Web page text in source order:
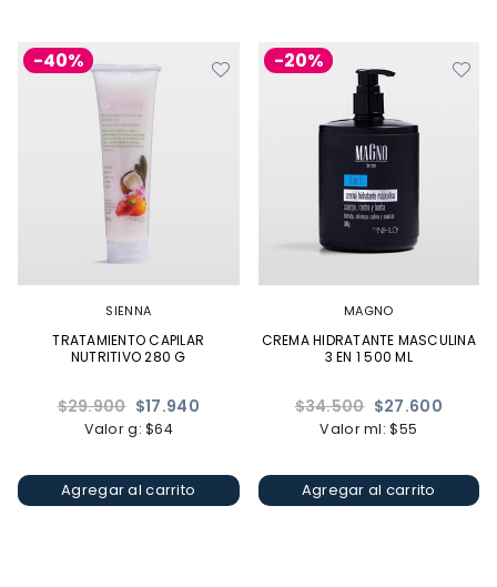
-40%
SIENNA
TRATAMIENTO CAPILAR
NUTRITIVO 280 G
Precio
habitual
$29.900 $17.940
Valor g: $64
Agregar al carrito
-20%
MAGNO
CREMA HIDRATANTE MASCULINA
3 EN 1 500 ML
Precio
habitual
$34.500 $27.600
Valor ml: $55
Agregar al carrito